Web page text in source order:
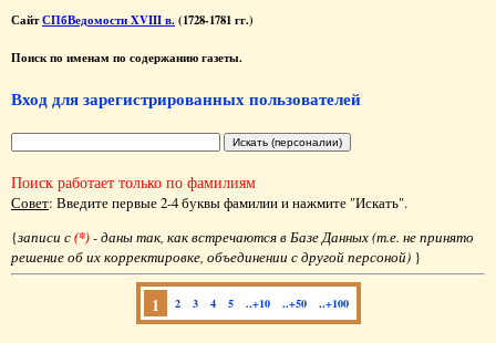
СайтСПбВедомости XVIII в. (1728-1781 гг.)
Поиск по именам по содержанию газеты.
Вход для зарегистрированных пользователей
Поиск работает только по фамилиям
Совет: Введите первые 2-4 буквы фамилии и нажмите "Искать".
{записи с(*)- даны так, как встречаются в Базе Данных (т.е. не принято
решение об их корректировке, объединении с другой персоной) }
1 2 3 4 5 ..+10 ..+50 ..+100